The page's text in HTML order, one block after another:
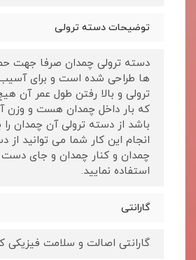
توضیحات دسته ترولی
دسته ترولی چمدان صرفا جهت
ها طراحی شده است و برای
ترولی و بالا رفتن طول عمر آن
که بار داخل چمدان هست و
باشد از دسته ترولی آن چمدان را
انجام این کار شما می توانید از
چمدان و کنار چمدان و جای دست
استفاده نمایید.
گارانتی
گارانتی اصالت و سلامت فیزیکی